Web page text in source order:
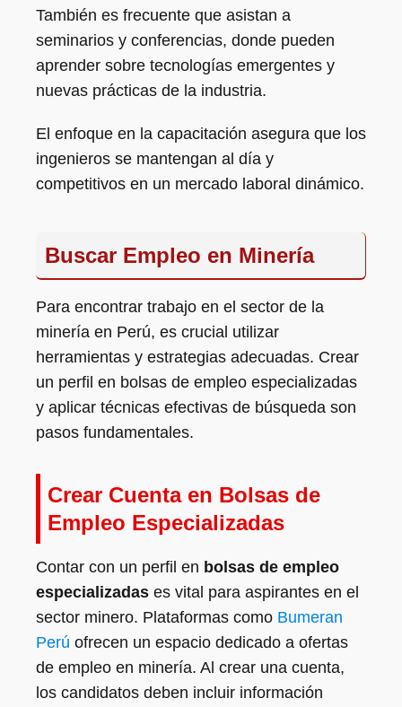
También es frecuente que asistan a
seminarios y conferencias, donde pueden
aprender sobre tecnologías emergentes y
nuevas prácticas de la industria.
El enfoque en la capacitación asegura que los
ingenieros se mantengan al día y
competitivos en un mercado laboral dinámico.
Buscar Empleo en Minería
Para encontrar trabajo en el sector de la
minería en Perú, es crucial utilizar
herramientas y estrategias adecuadas. Crear
un perfil en bolsas de empleo especializadas
y aplicar técnicas efectivas de búsqueda son
pasos fundamentales.
Crear Cuenta en Bolsas de
Empleo Especializadas
Contar con un perfil en bolsas de empleo
especializadas es vital para aspirantes en el
sector minero. Plataformas como Bumeran
Perú ofrecen un espacio dedicado a ofertas
de empleo en minería. Al crear una cuenta,
los candidatos deben incluir información